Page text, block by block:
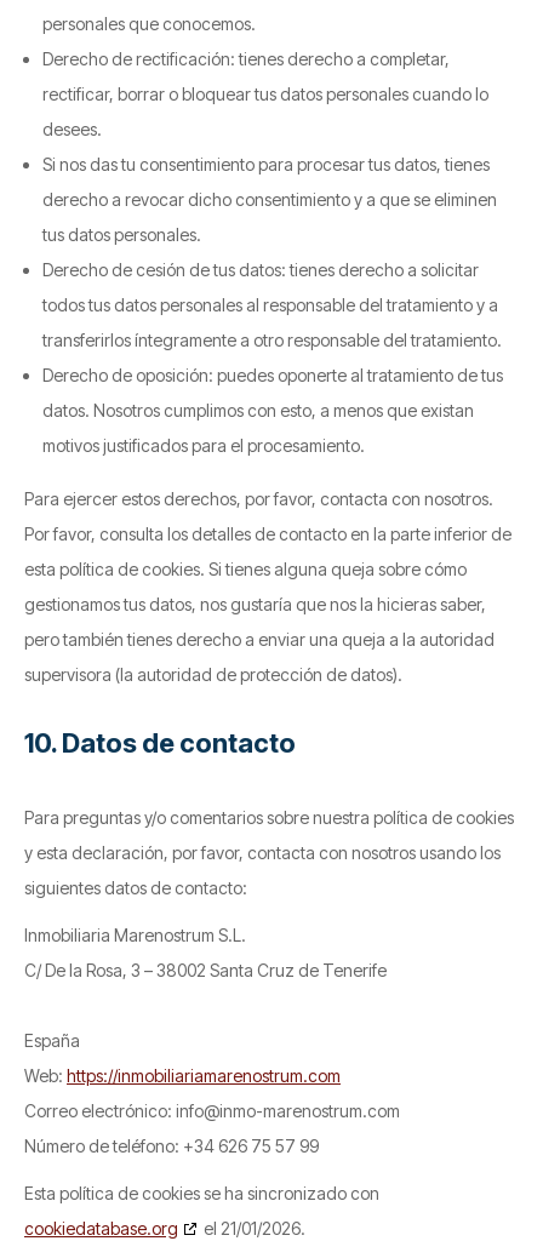
personales que conocemos.
Derecho de rectificación: tienes derecho a completar,
rectificar, borrar o bloquear tus datos personales cuando lo
desees.
Si nos das tu consentimiento para procesar tus datos, tienes
derecho a revocar dicho consentimiento y a que se eliminen
tus datos personales.
Derecho de cesión de tus datos: tienes derecho a solicitar
todos tus datos personales al responsable del tratamiento y a
transferirlos íntegramente a otro responsable del tratamiento.
Derecho de oposición: puedes oponerte al tratamiento de tus
datos. Nosotros cumplimos con esto, a menos que existan
motivos justificados para el procesamiento.
Para ejercer estos derechos, por favor, contacta con nosotros.
Por favor, consulta los detalles de contacto en la parte inferior de
esta política de cookies. Si tienes alguna queja sobre cómo
gestionamos tus datos, nos gustaría que nos la hicieras saber,
pero también tienes derecho a enviar una queja a la autoridad
supervisora (la autoridad de protección de datos).
10. Datos de contacto
Para preguntas y/o comentarios sobre nuestra política de cookies
y esta declaración, por favor, contacta con nosotros usando los
siguientes datos de contacto:
Inmobiliaria Marenostrum S.L.
C/ De la Rosa, 3 – 38002 Santa Cruz de Tenerife
España
Web: https://inmobiliariamarenostrum.com
Correo electrónico: info@inmo-marenostrum.com
Número de teléfono: +34 626 75 57 99
Esta política de cookies se ha sincronizado con
cookiedatabase.org
el 21/01/2026.